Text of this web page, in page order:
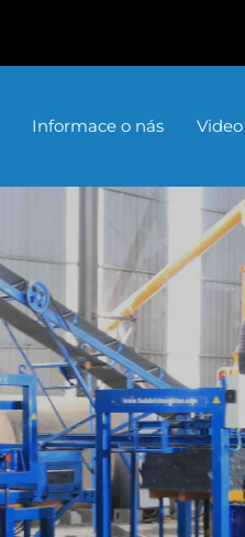
Informace o nás Video